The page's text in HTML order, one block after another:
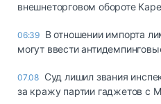
внешнеторговом обороте
06:39 В отношении импорта
могут ввести
07.08 Суд лишил звания
за кражу партии гаджетов с